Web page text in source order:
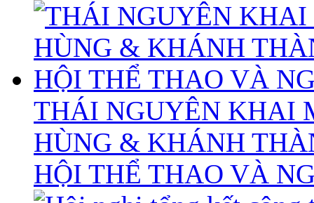
THÁI NGUYÊN KHAI
HÙNG & KHÁNH
HỘI THỂ THAO VÀ